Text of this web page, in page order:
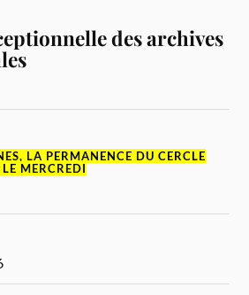
des archives
LA PERMANENCE DU CERCLE
LE MERCREDI